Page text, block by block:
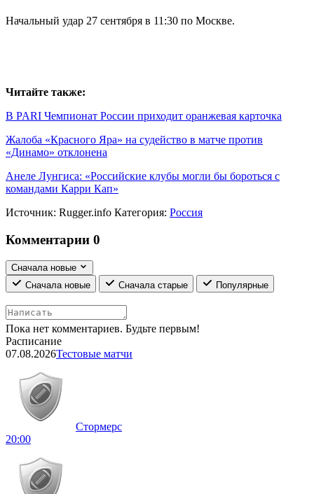
Начальный удар 27 сентября в 11:30 по Москве.
Читайте также:
В PARI Чемпионат России приходит оранжевая карточка
Жалоба «Красного Яра» на судейство в матче против
«Динамо» отклонена
Анеле Лунгиса: «Российские клубы могли бы бороться с
командами Карри Кап»
Источник: Rugger.info Категория: Россия
Комментарии 0
Сначала новые
Сначала новые
Сначала старые Популярные
Пока нет комментариев. Будьте первым!
Расписание
07.08.2026Тестовые матчи
Стормерс
20:00